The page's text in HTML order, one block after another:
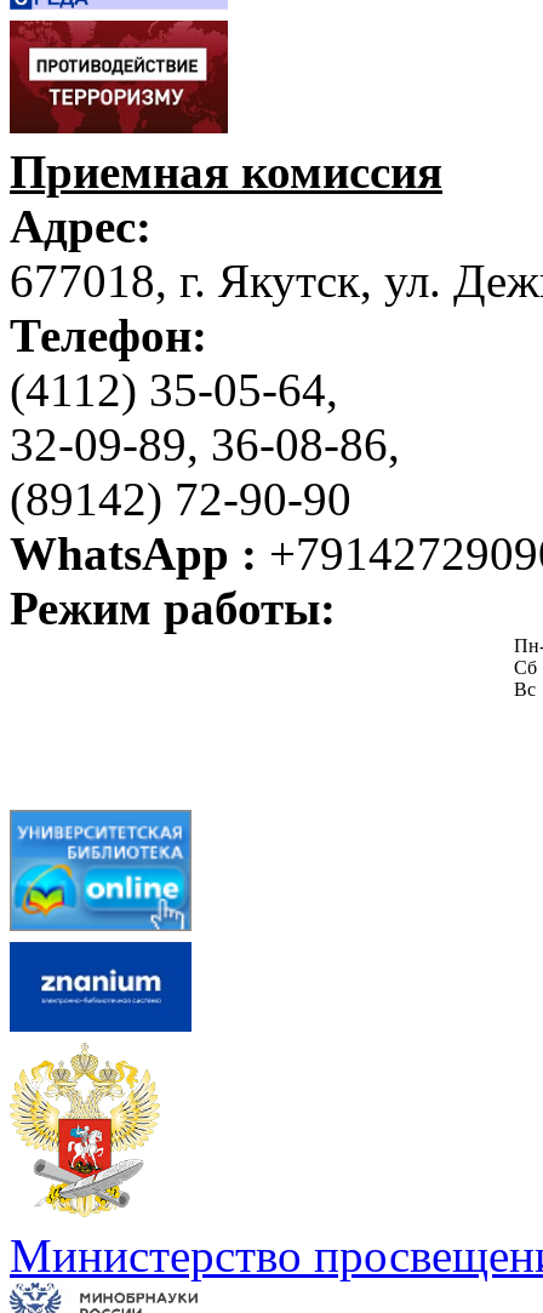
Приемная комиссия
Адрес:
677018, г. Якутск, ул.
Телефон:
(4112) 35-05-64,
32-09-89, 36-08-86,
(89142) 72-90-90
WhatsApp :
Режим работы:
Сб
Вс
Министерство